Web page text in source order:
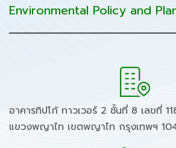
Environmental Policy and
อาคารทิปโก้ ทาวเวอร์ 2 ชั้นที่ 8 เลขที่
แขวงพญาไท เขตพญาไท กรุงเทพฯ